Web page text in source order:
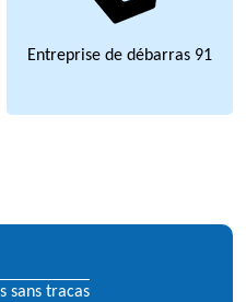
Entreprise de débarras 91
sans tracas